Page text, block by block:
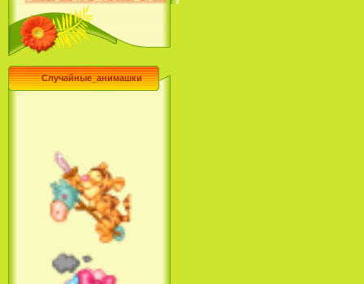
Лило и Стич: Сериал (2
Русалочка: Начало истории
Ариэль / The Little Mermaid:
Лучшее песни из мультфильмов
Диснея / Best Of Disney [Star Edition]
(1999)
Случайные_анимашки